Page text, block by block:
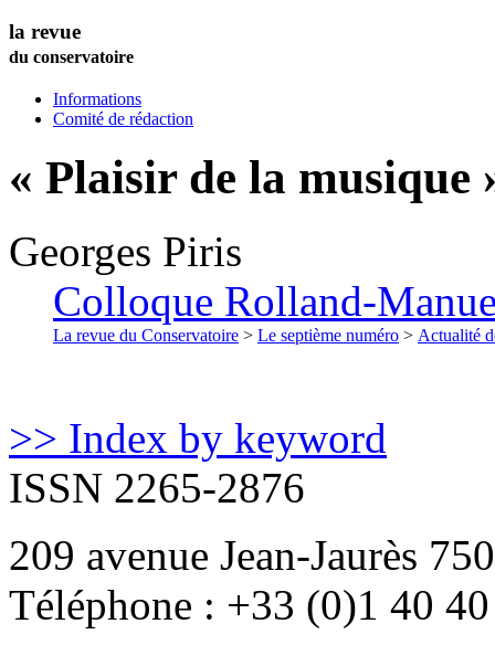
la revue
du conservatoire
Informations
Comité de rédaction
« Plaisir de la musique
Georges Piris
Colloque Rolland-
La revue du Conservatoire > Le septième numéro > Actualité
>> Index by keyword
ISSN 2265-2876
209 avenue Jean-Jaurès
Téléphone : +33 (0)1 40